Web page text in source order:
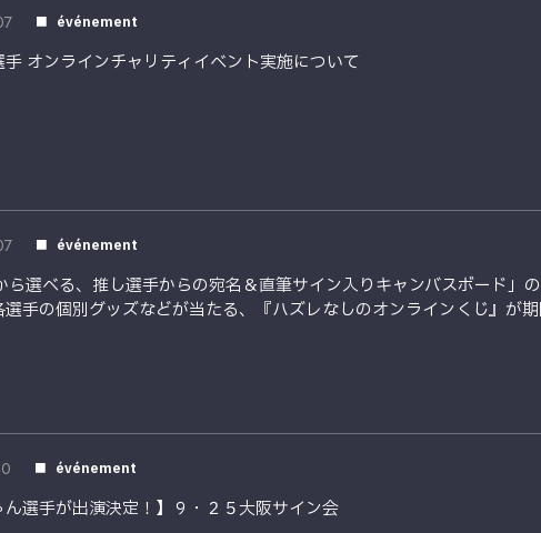
événement
オンラインチャリティイベント実施について
événement
ら選べる、推し選手からの宛名＆直筆サイン入りキャンバスボード」
選手の個別グッズなどが当たる、『ハズレなしのオンラインくじ』が
événement
ん選手が出演決定！】９・２５大阪サイン会